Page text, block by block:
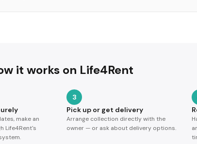
it works on Life4Rent
make an
Life4Rent's
3
Pick up or get delivery
Arrange collection directly with the
owner — or ask about delivery options.